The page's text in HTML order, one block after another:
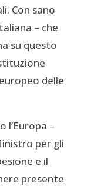
Con sano
– che
su questo
delle
–
per gli
e il
presente